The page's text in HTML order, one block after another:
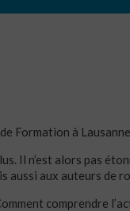
à
Il n’est alors pas
aussi aux auteurs de
comprendre